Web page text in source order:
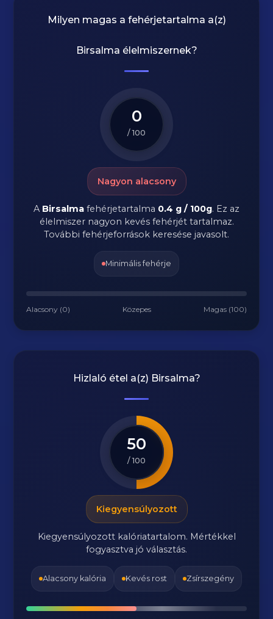
Milyen magas a fehérjetartalma a(z)
Birsalma élelmiszernek?
0
/ 100
Nagyon alacsony
A Birsalma fehérjetartalma 0.4 g / 100g. Ez az
élelmiszer nagyon kevés fehérjét tartalmaz.
További fehérjeforrások keresése javasolt.
Minimális fehérje
Alacsony (0) Közepes Magas (100)
Hizlaló étel a(z) Birsalma?
50
/ 100
Kiegyensúlyozott
Kiegyensúlyozott kalóriatartalom. Mértékkel
fogyasztva jó választás.
Alacsony kalória Kevés rost Zsírszegény